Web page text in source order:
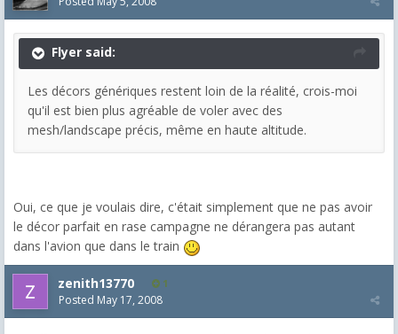
Flyer said:
Les décors génériques restent loin de la réalité, crois-moi
qu'il est bien plus agréable de voler avec des
mesh/landscape précis, même en haute altitude.
Oui, ce que je voulais dire, c'était simplement que ne pas avoir
le décor parfait en rase campagne ne dérangera pas autant
dans l'avion que dans le train
zenith13770 1
Posted May 17, 2008